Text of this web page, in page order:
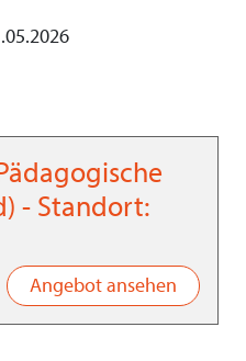
- Standort:
Angebot ansehen